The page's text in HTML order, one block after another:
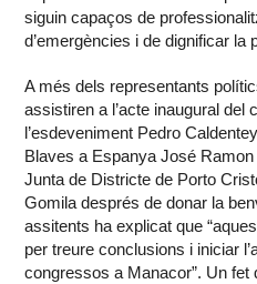
siguin capaços de
d’emergències i de dignificar la
A més dels representants
assistiren a l’acte inaugural del
l’esdeveniment Pedro
Blaves a Espanya José
Junta de Districte de Porto
Gomila després de donar la
assitents ha explicat que
per treure conclusions i iniciar
congressos a Manacor”. Un fet